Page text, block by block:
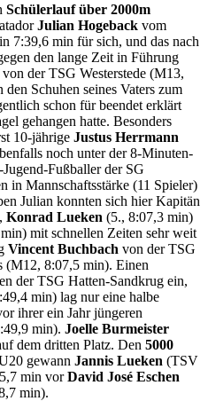
Schülerlauf über 2000m
Julian Hogeback vom
7:39,6 min für sich, und das nach
den lange Zeit in Führung
von der TSG Westerstede (M13,
Schuhen seines Vaters zum
schon für beendet erklärt
gehangen hatte. Besonders
10-jährige Justus Herrmann
noch unter der 8-Minuten-
Fußballer der SG
in Mannschaftsstärke (11 Spieler)
Julian konnten sich hier Kapitän
Konrad Lueken (5., 8:07,3 min)
mit schnellen Zeiten sehr weit
Vincent Buchbach von der TSG
(M12, 8:07,5 min). Einen
der TSG Hatten-Sandkrug ein,
min) lag nur eine halbe
ihrer ein Jahr jüngeren
min). Joelle Burmeister
dem dritten Platz. Den 5000
gewann Jannis Lueken (TSV
min vorDavid José Eschen
min).